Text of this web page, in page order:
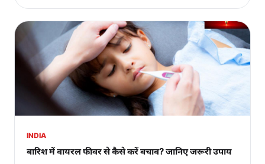
INDIA
बारिश में वायरल फीवर से कैसे करें बचाव? जानिए जरूरी उपाय